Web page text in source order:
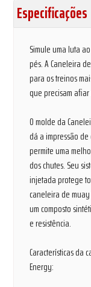
Especificações
Simule uma luta
pés. A Caneleira
para os treinos
que precisam
O molde da
dá a impressão
permite uma
dos chutes. Seu
injetada protege
caneleira de
um composto
e resistência.
Características da
Energy: